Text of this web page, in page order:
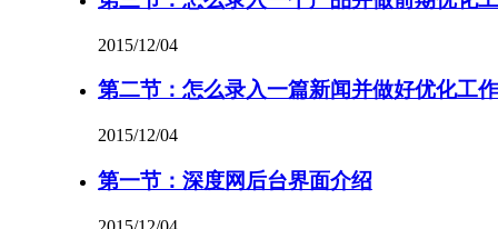
2015/12/04
第二节：怎么录入一篇新闻并做好优化工
2015/12/04
第一节：深度网后台界面介绍